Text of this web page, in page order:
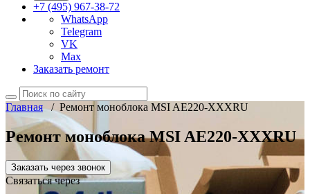
+7 (495) 967-38-72
WhatsApp
Telegram
VK
Max
Заказать ремонт
Главная/ Ремонт моноблока MSI AE220-XXXRU
Ремонт моноблока MSI AE220-XXXRU
Заказать через звонок
Связаться через